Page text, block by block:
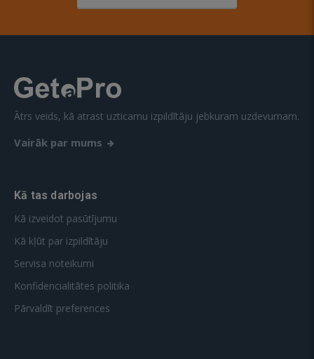
Ātrs veids, kā atrast uzticamu izpildītāju jebkuram uzdevumam.
Vairāk par mums
Kā tas darbojas
Kā izveidot pasūtījumu
Kā kļūt par izpildītāju
Servisa noteikumi
Konfidencialitātes politika
Pārvaldīt preferences